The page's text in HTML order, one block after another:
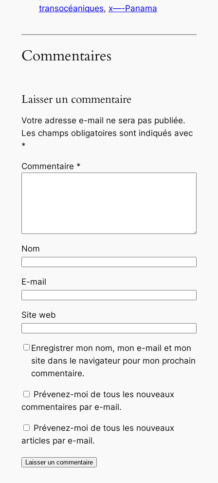
transocéaniques, x—-Panama
Commentaires
Laisser un commentaire
Votre adresse e-mail ne sera pas publiée.
Les champs obligatoires sont indiqués avec
*
Commentaire *
Nom
E-mail
Site web
Enregistrer mon nom, mon e-mail et mon
site dans le navigateur pour mon prochain
commentaire.
Prévenez-moi de tous les nouveaux
commentaires par e-mail.
Prévenez-moi de tous les nouveaux
articles par e-mail.